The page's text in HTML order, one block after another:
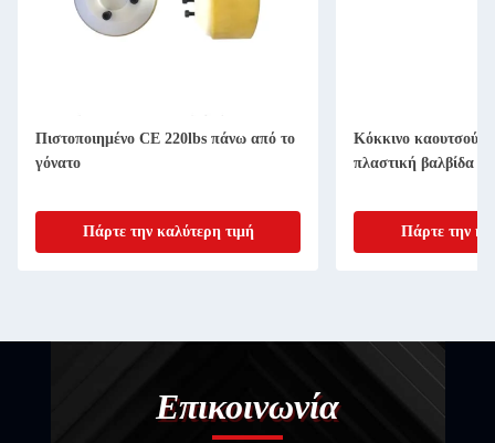
Πιστοποιημένο CE 220lbs πάνω από το
γόνατο
Πάρτε την καλύτερη τιμή
Κόκκινο καουτσούκ
πλαστική βαλβίδα
Πάρτε την
Επικοινωνία